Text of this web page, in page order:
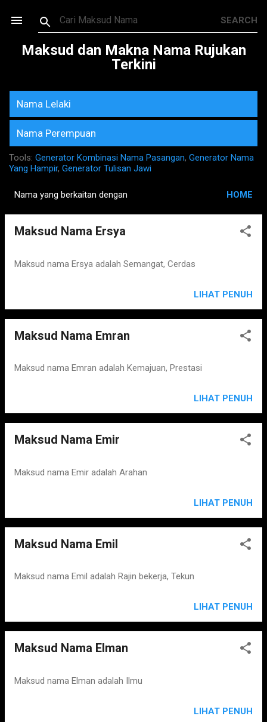
Skip to main content
Maksud dan Makna Nama Rujukan
Terkini
Nama Lelaki
Nama Perempuan
Tools: Generator Kombinasi Nama Pasangan, Generator Nama
Yang Hampir, Generator Tulisan Jawi
o
Nama yang berkaitan dengan HOME
Maksud Nama Ersya
Maksud nama Ersya adalah Semangat, Cerdas
LIHAT PENUH
Maksud Nama Emran
Maksud nama Emran adalah Kemajuan, Prestasi
LIHAT PENUH
Maksud Nama Emir
Maksud nama Emir adalah Arahan
LIHAT PENUH
Maksud Nama Emil
Maksud nama Emil adalah Rajin bekerja, Tekun
LIHAT PENUH
Maksud Nama Elman
Maksud nama Elman adalah Ilmu
LIHAT PENUH